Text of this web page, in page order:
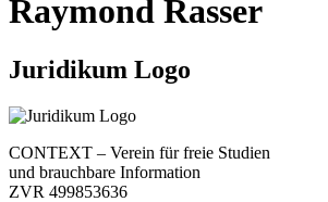
Raymond Rasser
Juridikum Logo
CONTEXT – Verein für freie Studien
und brauchbare Information
ZVR 499853636